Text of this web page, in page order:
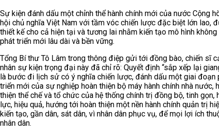
Sự kiện đánh dấu một chỉnh thể hành chính mới của nước Cộng
hội chủ nghĩa Việt Nam với tầm vóc chiến lược đặc biệt lớn lao,
thiết kế cho cả hiện tại và tương lai nhằm kiến tạo mô hình không
phát triển mới lâu dài và bền vững.
Tổng Bí thư Tô Lâm trong thông điệp gửi tới đồng bào, chiến sĩ
nhân sự kiện trọng đại này đã chỉ rõ: Quyết định “sắp xếp lại
là bước đi lịch sử có ý nghĩa chiến lược, đánh dấu một giai đoạn
triển mới của sự nghiệp hoàn thiện bộ máy hành chính nhà nước,
thiện thể chế và tổ chức của hệ thống chính trị đồng bộ, tinh gọn,
lực, hiệu quả, hướng tới hoàn thiện một nền hành chính quản trị
kiến tạo, gần dân, sát dân, vì nhân dân phục vụ, để mọi lợi ích
nhân dân.